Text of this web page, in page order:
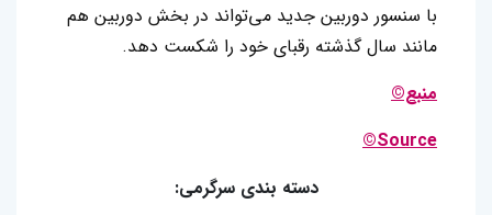
با سنسور دوربین جدید می‌تواند در بخش دوربین هم
مانند سال گذشته رقبای خود را شکست دهد.
منبع©
Source©
دسته بندی سرگرمی: